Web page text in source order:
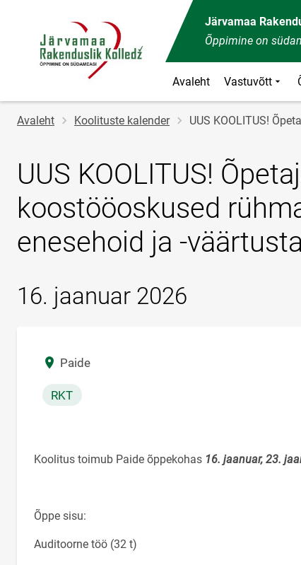
Järvamaa
Õppimine on
Avaleht Vastuvõtt
Jälglink
Avaleht Koolituste kalender UUS KOOLITUS!
UUS KOOLITUS!
koostööoskused
enesehoid ja -
16. jaanuar 2026
Asukoht
Paide
RKT
Koolitus toimub Paide õppekohas 16. jaanuar, 23.
Õppe sisu:
Auditoorne töö (32 t)